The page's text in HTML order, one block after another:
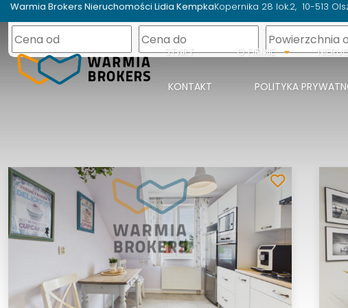
Warmia Brokers Nieruchomości Lidia KempkaKopernika 28 lok.2 10-513
START O FIRMIE
KONTAKT POLITYKA